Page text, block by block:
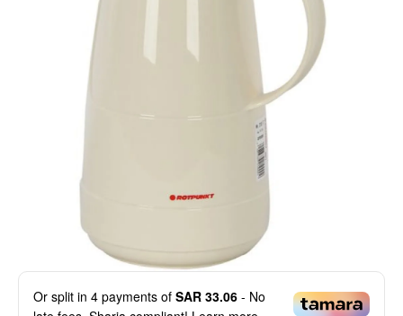
Or split in 4 payments of SAR 33.06 - No